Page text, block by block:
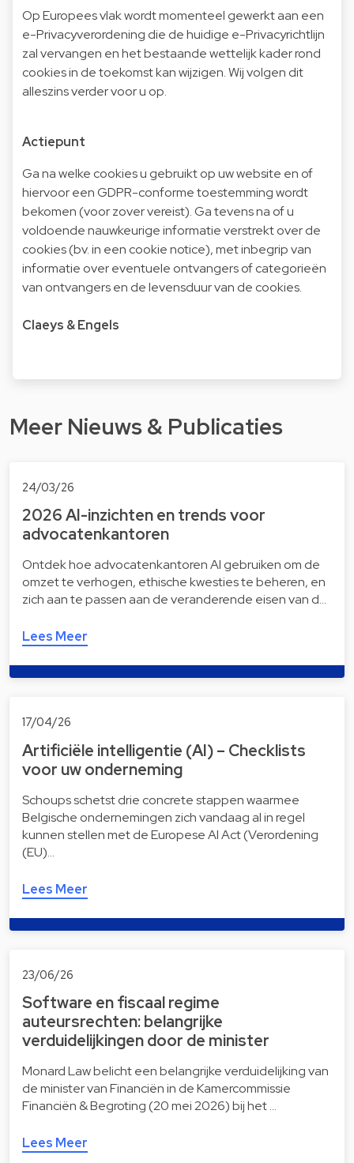
Op Europees vlak wordt momenteel gewerkt aan een
e-Privacyverordening die de huidige e-Privacyrichtlijn
zal vervangen en het bestaande wettelijk kader rond
cookies in de toekomst kan wijzigen. Wij volgen dit
alleszins verder voor u op.
Actiepunt
Ga na welke cookies u gebruikt op uw website en of
hiervoor een GDPR-conforme toestemming wordt
bekomen (voor zover vereist). Ga tevens na of u
voldoende nauwkeurige informatie verstrekt over de
cookies (bv. in een cookie notice), met inbegrip van
informatie over eventuele ontvangers of categorieën
van ontvangers en de levensduur van de cookies.
Claeys & Engels
Meer Nieuws & Publicaties
24/03/26
2026 AI-inzichten en trends voor
advocatenkantoren
Ontdek hoe advocatenkantoren AI gebruiken om de
omzet te verhogen, ethische kwesties te beheren, en
zich aan te passen aan de veranderende eisen van d…
Lees Meer
17/04/26
Artificiële intelligentie (AI) – Checklists
voor uw onderneming
Schoups schetst drie concrete stappen waarmee
Belgische ondernemingen zich vandaag al in regel
kunnen stellen met de Europese AI Act (Verordening
(EU)…
Lees Meer
23/06/26
Software en fiscaal regime
auteursrechten: belangrijke
verduidelijkingen door de minister
Monard Law belicht een belangrijke verduidelijking van
de minister van Financiën in de Kamercommissie
Financiën & Begroting (20 mei 2026) bij het …
Lees Meer